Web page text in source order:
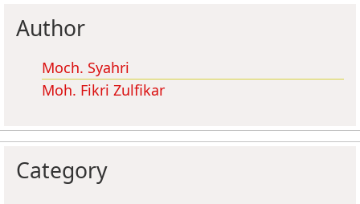
Author
Moch. Syahri
Moh. Fikri Zulfikar
Category